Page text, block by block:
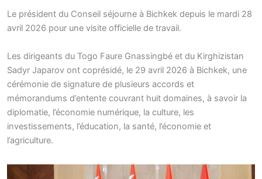
Le président du Conseil séjourne à Bichkek depuis le mardi 28
avril 2026 pour une visite officielle de travail.
Les dirigeants du Togo Faure Gnassingbé et du Kirghizistan
Sadyr Japarov ont coprésidé, le 29 avril 2026 à Bichkek, une
cérémonie de signature de plusieurs accords et
mémorandums d’entente couvrant huit domaines, à savoir la
diplomatie, l’économie numérique, la culture, les
investissements, l’éducation, la santé, l’économie et
l’agriculture.